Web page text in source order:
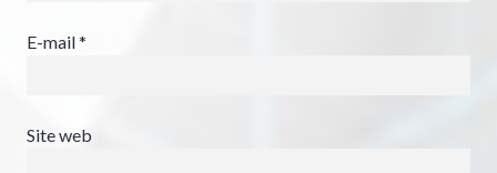
E-mail*
Site web